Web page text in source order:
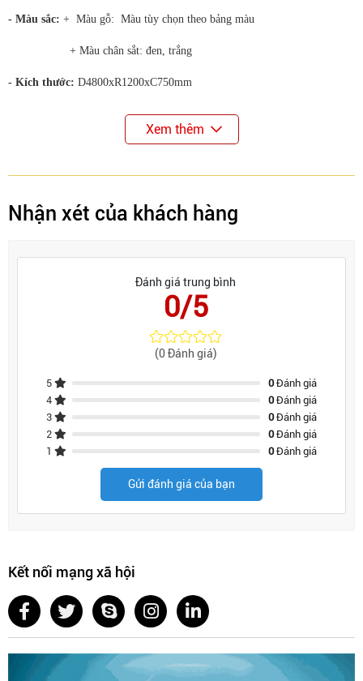
- Màu sắc: + Màu gỗ: Màu tùy chọn theo bảng màu
+ Màu chân sắt: đen, trắng
- Kích thước: D4800xR1200xC750mm
Xem thêm
Nhận xét của khách hàng
Đánh giá trung bình
0/5
(0 Đánh giá)
5 0Đánh giá
4
0Đánh giá
3
0Đánh giá
2
0Đánh giá
1
0Đánh giá
Gửi đánh giá của bạn
Kết nối mạng xã hội